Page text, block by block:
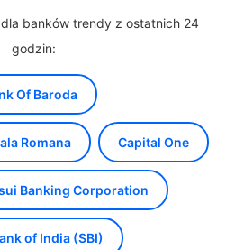
banków trendy z ostatnich 24
godzin:
Of Baroda
Romana Capital One
Banking Corporation
of India (SBI)